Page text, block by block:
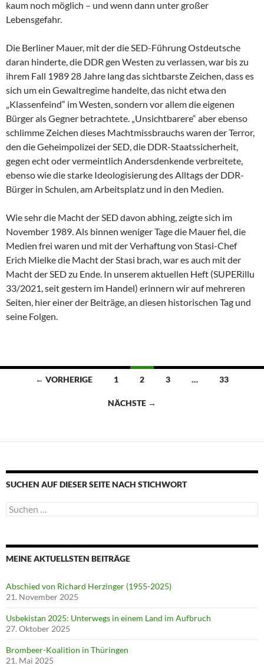
kaum noch möglich – und wenn dann unter großer
Lebensgefahr.
Die Berliner Mauer, mit der die SED-Führung Ostdeutsche
daran hinderte, die DDR gen Westen zu verlassen, war bis zu
ihrem Fall 1989 28 Jahre lang das sichtbarste Zeichen, dass es
sich um ein Gewaltregime handelte, das nicht etwa den
„Klassenfeind“ im Westen, sondern vor allem die eigenen
Bürger als Gegner betrachtete. „Unsichtbarere“ aber ebenso
schlimme Zeichen dieses Machtmissbrauchs waren der Terror,
den die Geheimpolizei der SED, die DDR-Staatssicherheit,
gegen echt oder vermeintlich Andersdenkende verbreitete,
ebenso wie die starke Ideologisierung des Alltags der DDR-
Bürger in Schulen, am Arbeitsplatz und in den Medien.
Wie sehr die Macht der SED davon abhing, zeigte sich im
November 1989. Als binnen weniger Tage die Mauer fiel, die
Medien frei waren und mit der Verhaftung von Stasi-Chef
Erich Mielke die Macht der Stasi brach, war es auch mit der
Macht der SED zu Ende. In unserem aktuellen Heft (SUPERillu
33/2021, seit gestern im Handel) erinnern wir auf mehreren
Seiten, hier einer der Beiträge, an diesen historischen Tag und
seine Folgen.
Beitragsnavigation
← VORHERIGE 1 2 3 … 33
NÄCHSTE →
SUCHEN AUF DIESER SEITE NACH STICHWORT
Suche
nach:
MEINE AKTUELLSTEN BEITRÄGE
Abschied von Richard Herzinger (1955-2025)
21. November 2025
Usbekistan 2025: Unterwegs in einem Land im Aufbruch
27. Oktober 2025
Brombeer-Koalition in Thüringen
21. Mai 2025